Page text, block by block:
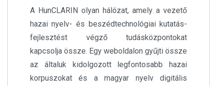
A HunCLARIN olyan hálózat, amely a vezető
hazai nyelv- és beszédtechnológiai kutatás-
fejlesztést végző tudásközpontokat
kapcsolja össze. Egy weboldalon gyűjti össze
az általuk kidolgozott legfontosabb hazai
korpuszokat és a magyar nyelv digitális